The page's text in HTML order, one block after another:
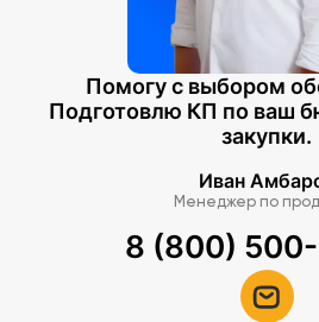
Помогу с выбором
Подготовлю КП по ваш
закупки.
Иван
Менеджер по
8 (800)